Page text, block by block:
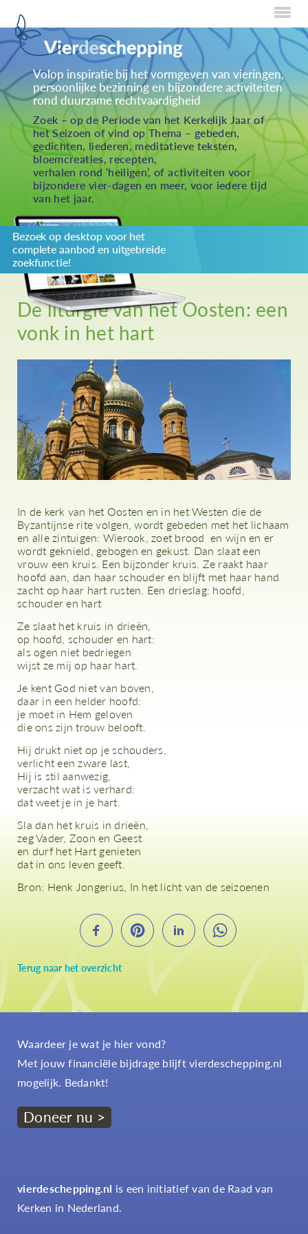
Home
Over Creaties
Over Vieren
Over Eten
Over Activiteiten
Inzenden
Over ons
Privacybeleid
Redactiestatuut
log in
Volop inspiratie bij het vormgeven van vieringen,
persoonlijke bezinning en bijzondere activiteiten
rond duurzame rechtvaardigheid
Zoek – op de Periode van het Kerkelijk Jaar of
het Seizoen of vind op Thema – gebeden,
gedichten, liederen, meditatieve teksten,
bloemcreaties, recepten,
verhalen rond ‘heiligen’, of activiteiten voor
bijzondere vier-dagen en meer, voor iedere tijd
van het jaar.
Bezoek op desktop voor het
complete aanbod en uitgebreide
zoekfunctie!
Terug naar het overzicht
De liturgie van het Oosten: een
vonk in het hart
In de kerk van het Oosten en in het Westen die de
Byzantijnse rite volgen, wordt gebeden met het lichaam
en alle zintuigen: Wierook, zoet brood en wijn en er
wordt geknield, gebogen en gekust. Dan slaat een
vrouw een kruis. Een bijzonder kruis. Ze raakt haar
hoofd aan, dan haar schouder en blijft met haar hand
zacht op haar hart rusten. Een drieslag: hoofd,
schouder en hart
Ze slaat het kruis in drieën,
op hoofd, schouder en hart:
als ogen niet bedriegen
wijst ze mij op haar hart.
Je kent God niet van boven,
daar in een helder hoofd:
je moet in Hem geloven
die ons zijn trouw belooft.
Hij drukt niet op je schouders,
verlicht een zware last,
Hij is stil aanwezig,
verzacht wat is verhard:
dat weet je in je hart.
Sla dan het kruis in drieën,
zeg Vader, Zoon en Geest
en durf het Hart genieten
dat in ons leven geeft.
Bron: Henk Jongerius, In het licht van de seizoenen
Waardeer je wat je hier vond?
Met jouw financiële bijdrage blijft vierdeschepping.nl
mogelijk. Bedankt!
Doneer nu >
vierdeschepping.nl is een initiatief van de Raad van
Kerken in Nederland.